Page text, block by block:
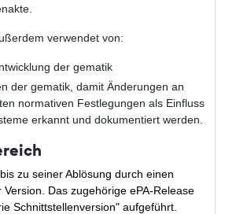
verwendet von:
der gematik
der gematik, damit Änderungen an
normativen Festlegungen als Einfluss
erkannt und dokumentiert werden.
zu seiner Ablösung durch einen
Das zugehörige ePA-Release
Schnittstellenversion" aufgeführt.